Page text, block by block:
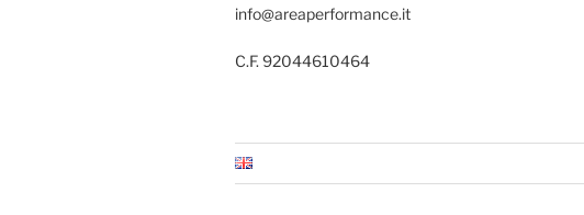
info@areaperformance.it
C.F. 92044610464